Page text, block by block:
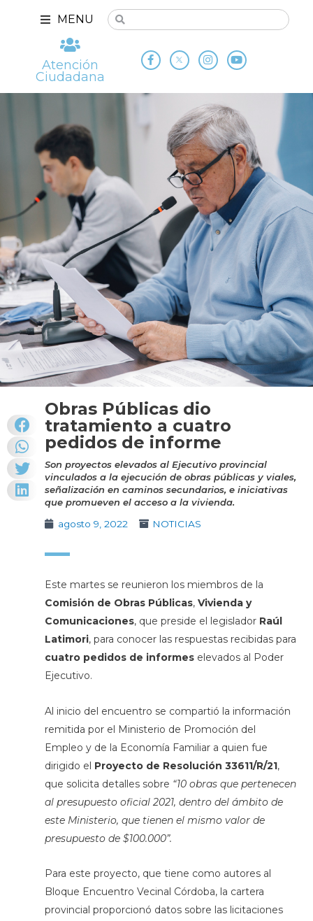
MENU
Atención
Ciudadana
Obras Públicas dio
tratamiento a cuatro
pedidos de informe
Son proyectos elevados al Ejecutivo provincial
vinculados a la ejecución de obras públicas y viales,
señalización en caminos secundarios, e iniciativas
que promueven el acceso a la vivienda.
agosto 9, 2022
NOTICIAS
Este martes se reunieron los miembros de la
Comisión de Obras Públicas, Vivienda y
Comunicaciones, que preside el legislador Raúl
Latimori, para conocer las respuestas recibidas para
cuatro pedidos de informeselevados al Poder
Ejecutivo.
Al inicio del encuentro se compartió la información
remitida por el Ministerio de Promoción del
Empleo y de la Economía Familiar a quien fue
dirigido el Proyecto de Resolución 33611/R/21,
que solicita detalles sobre “10 obras que pertenecen
al presupuesto oficial 2021, dentro del ámbito de
este Ministerio, que tienen el mismo valor de
presupuesto de $100.000”.
Para este proyecto, que tiene como autores al
Bloque Encuentro Vecinal Córdoba, la cartera
provincial proporcionó datos sobre las licitaciones